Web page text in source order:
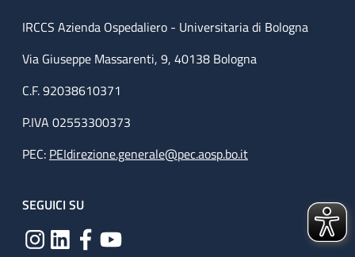
IRCCS Azienda Ospedaliero - Universitaria di Bologna
Via Giuseppe Massarenti, 9, 40138 Bologna
C.F. 92038610371
P.IVA 02553300373
PEC: PEIdirezione.generale@pec.aosp.bo.it
SEGUICI SU